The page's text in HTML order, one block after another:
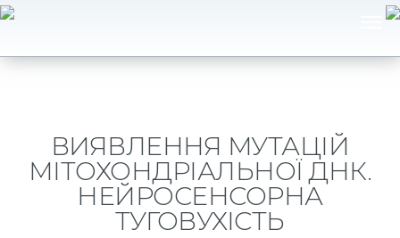
ВИЯВЛЕННЯ МУТАЦІЙ
МІТОХОНДРІАЛЬНОЇ ДНК.
НЕЙРОСЕНСОРНА
ТУГОВУХІСТЬ